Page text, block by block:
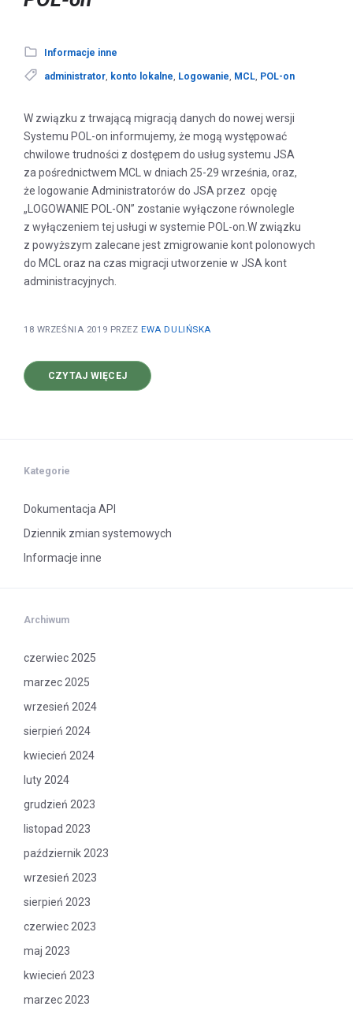
Informacje inne
administrator, konto lokalne, Logowanie, MCL, POL-on
W związku z trwającą migracją danych do nowej wersji
Systemu POL-on informujemy, że mogą występować
chwilowe trudności z dostępem do usług systemu JSA
za pośrednictwem MCL w dniach 25-29 września, oraz,
że logowanie Administratorów do JSA przez opcję
„LOGOWANIE POL-ON” zostanie wyłączone równolegle
z wyłączeniem tej usługi w systemie POL-on.W związku
z powyższym zalecane jest zmigrowanie kont polonowych
do MCL oraz na czas migracji utworzenie w JSA kont
administracyjnych.
18 WRZEŚNIA 2019 PRZEZEWA DULIŃSKA
CZYTAJ WIĘCEJO
PRACE
MIGRACYJNE
Kategorie
Dokumentacja API
Dziennik zmian systemowych
Informacje inne
Archiwum
czerwiec 2025
marzec 2025
wrzesień 2024
sierpień 2024
kwiecień 2024
luty 2024
grudzień 2023
listopad 2023
październik 2023
wrzesień 2023
sierpień 2023
czerwiec 2023
maj 2023
kwiecień 2023
marzec 2023